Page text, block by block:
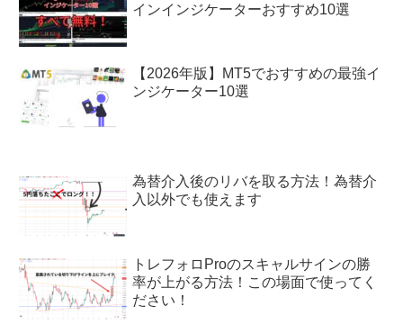
インインジケーターおすすめ10選
【2026年版】MT5でおすすめの最強イ
ンジケーター10選
為替介入後のリバを取る方法！為替介
入以外でも使えます
トレフォロProのスキャルサインの勝
率が上がる方法！この場面で使ってく
ださい！